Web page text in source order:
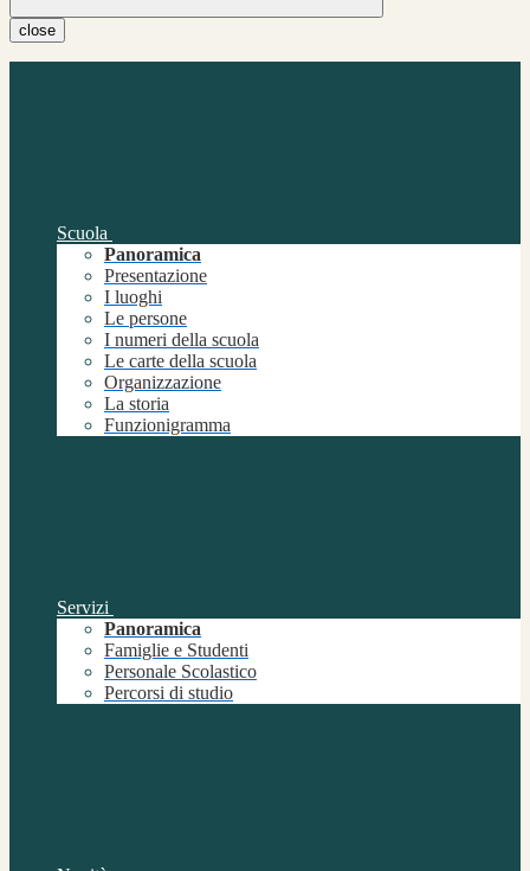
close
Scuola
Panoramica
Presentazione
I luoghi
Le persone
I numeri della scuola
Le carte della scuola
Organizzazione
La storia
Funzionigramma
Servizi
Panoramica
Famiglie e Studenti
Personale Scolastico
Percorsi di studio